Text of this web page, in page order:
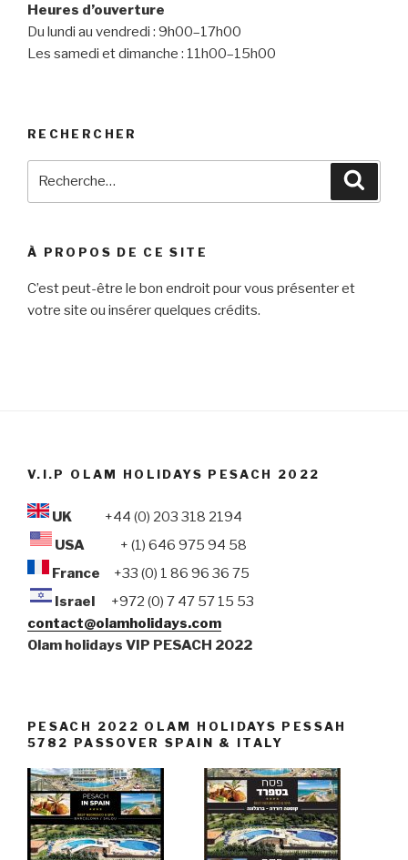
Heures d’ouverture
Du lundi au vendredi : 9h00–17h00
Les samedi et dimanche : 11h00–15h00
RECHERCHER
À PROPOS DE CE SITE
C’est peut-être le bon endroit pour vous présenter et
votre site ou insérer quelques crédits.
V.I.P OLAM HOLIDAYS PESACH 2022
UK +44 (0) 203 318 2194
USA + (1) 646 975 94 58
France +33 (0) 1 86 96 36 75
Israel +972 (0) 7 47 57 15 53
contact@olamholidays.com
Olam holidays VIP PESACH 2022
PESACH 2022 OLAM HOLIDAYS PESSAH
5782 PASSOVER SPAIN & ITALY